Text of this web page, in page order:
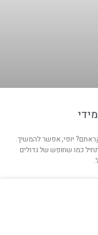
יופי, אפשר להמשיך.
כמו שחופש של גדולים